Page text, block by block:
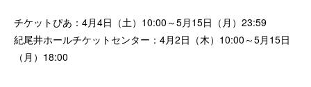
チケットぴあ：4月4日（土）10:00～5月15日（月）23:59
紀尾井ホールチケットセンター：4月2日（木）10:00～5月15日
（月）18:00